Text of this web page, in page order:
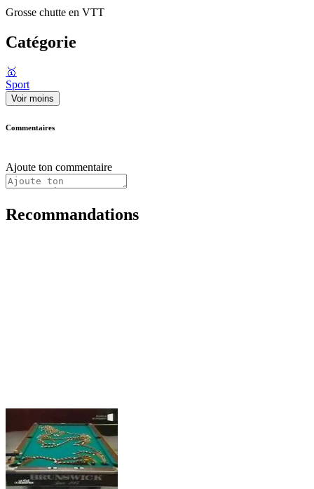
Grosse chutte en VTT
Catégorie
🥇
Sport
Voir moins
Commentaires
Ajoute ton commentaire
Recommandations